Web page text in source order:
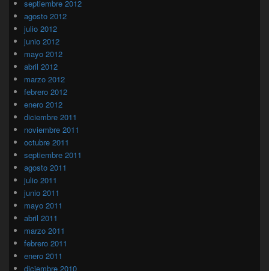
septiembre 2012
agosto 2012
julio 2012
junio 2012
mayo 2012
abril 2012
marzo 2012
febrero 2012
enero 2012
diciembre 2011
noviembre 2011
octubre 2011
septiembre 2011
agosto 2011
julio 2011
junio 2011
mayo 2011
abril 2011
marzo 2011
febrero 2011
enero 2011
diciembre 2010